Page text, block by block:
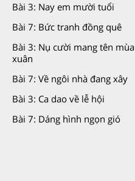
Bài 3: Nay em mười tuổi
Bài 7: Bức tranh đồng quê
Bài 3: Nụ cười mang tên mùa
xuân
Bài 7: Về ngôi nhà đang xây
Bài 3: Ca dao về lễ hội
Bài 7: Dáng hình ngọn gió